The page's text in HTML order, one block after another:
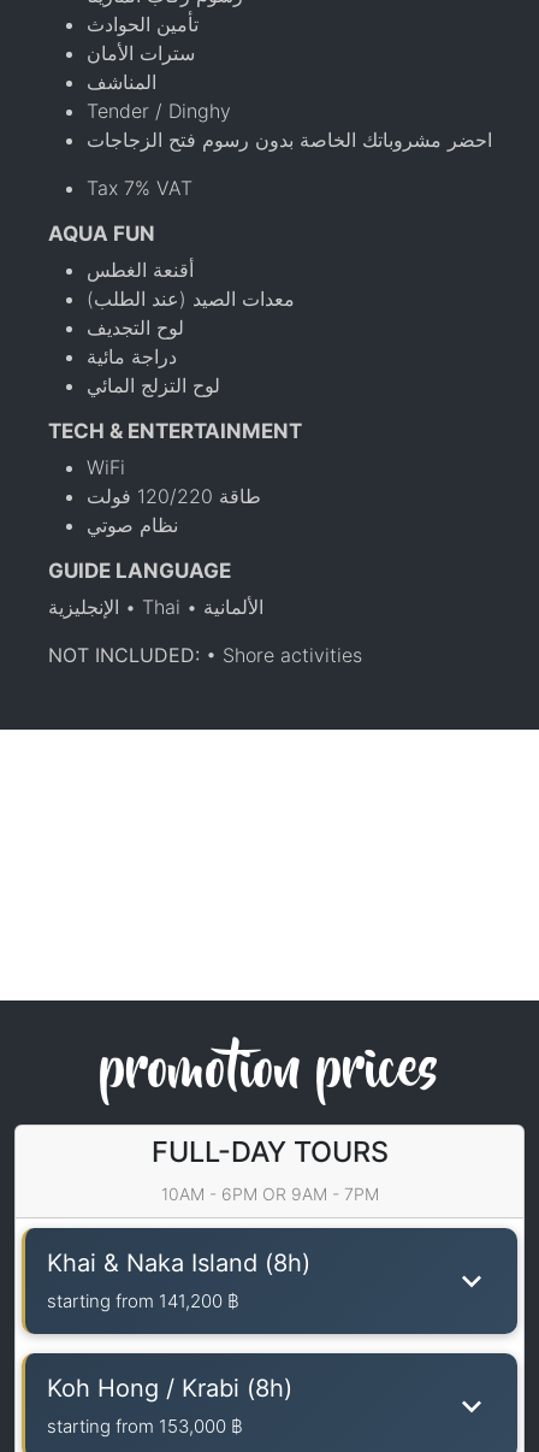
تأمين الحوادث
سترات الأمان
المناشف
Tender / Dinghy
احضر مشروباتك الخاصة بدون رسوم فتح الزجاجات
Tax 7% VAT
AQUA FUN
أقنعة الغطس
معدات الصيد (عند الطلب)
لوح التجديف
دراجة مائية
لوح التزلج المائي
TECH & ENTERTAINMENT
WiFi
طاقة 120/220 فولت
نظام صوتي
GUIDE LANGUAGE
الإنجليزية • Thai • الألمانية
NOT INCLUDED: • Shore activities
promotion prices
FULL-DAY TOURS
10AM - 6PM OR 9AM - 7PM
Khai & Naka Island (8h)
starting from 141,200 ฿
Koh Hong / Krabi (8h)
starting from 153,000 ฿